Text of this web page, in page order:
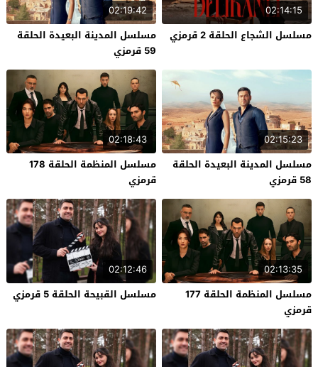
02:14:15
مسلسل الشجاع الحلقة 2 قرمزي
02:19:42
مسلسل المدينة البعيدة الحلقة
59 قرمزي
02:15:23
مسلسل المدينة البعيدة الحلقة
58 قرمزي
02:18:43
مسلسل المنظمة الحلقة 178
قرمزي
02:13:35
مسلسل المنظمة الحلقة 177
قرمزي
02:12:46
مسلسل القبيحة الحلقة 5 قرمزي